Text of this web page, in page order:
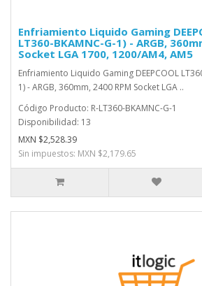
Enfriamiento Liquido Gaming
LT360-BKAMNC-G-1) - ARGB,
Socket LGA 1700, 1200/AM4, AM5
Enfriamiento Liquido Gaming DEEPCOOL
1) - ARGB, 360mm, 2400 RPM Socket LGA ..
Código Producto: R-LT360-BKAMNC-G-1
Disponibilidad: 13
MXN $2,528.39
Sin impuestos: MXN $2,179.65